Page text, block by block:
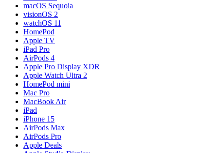
macOS Sequoia
visionOS 2
watchOS 11
HomePod
Apple TV
iPad Pro
AirPods 4
Apple Pro Display XDR
Apple Watch Ultra 2
HomePod mini
Mac Pro
MacBook Air
iPad
iPhone 15
AirPods Max
AirPods Pro
Apple Deals